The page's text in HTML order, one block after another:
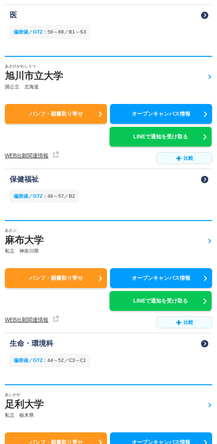
医
偏差値／GTZ ： 56～68／B1～S3
あさひかわしりつ
旭川市立大学
国公立 北海道
パンフ・願書取り寄せ オープンキャンパス情報
LINEで通知を受け取る
WEB出願関連情報 比較
保健福祉
偏差値／GTZ ： 46～57／B2
あざぶ
麻布大学
私立 神奈川県
パンフ・願書取り寄せ オープンキャンパス情報
LINEで通知を受け取る
WEB出願関連情報 比較
生命・環境科
偏差値／GTZ ： 44～52／C3～C1
あしかが
足利大学
私立 栃木県
パンフ・願書取り寄せ オープンキャンパス情報